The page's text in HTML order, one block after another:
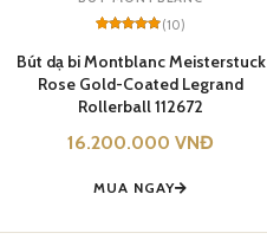
hoặc để thểout of 5
based on
customer
(10)
Bút dạ bi Montblanc Meisterstuck
Rose Gold-Coated Legrand
Rollerball 112672
16.200.000 VNĐ
MUA NGAY